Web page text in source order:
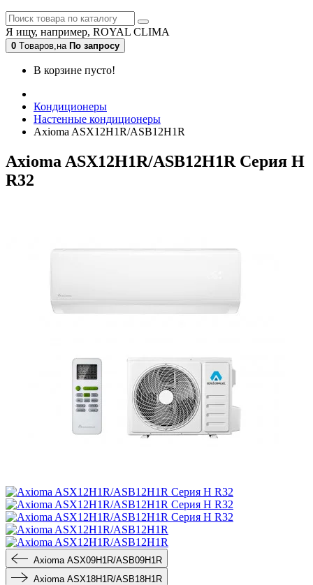
Я ищу, например, ROYAL CLIMA
0 Tоваров,на По запросу
В корзине пусто!
Кондиционеры
Настенные кондиционеры
Axioma ASX12H1R/ASB12H1R
Axioma ASX12H1R/ASB12H1R Серия H
R32
Axioma ASX09H1R/ASB09H1R
Axioma ASX18H1R/ASB18H1R